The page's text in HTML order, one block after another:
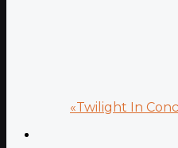
«Twilight In